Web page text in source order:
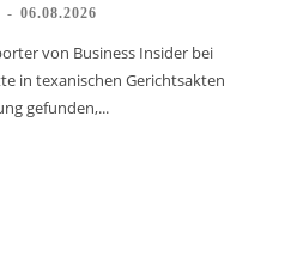
- 06.08.2026
von Business Insider bei
in texanischen Gerichtsakten
gefunden,...